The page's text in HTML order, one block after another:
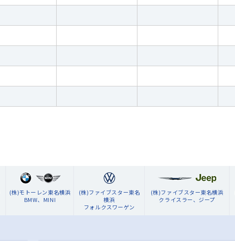
(株)モトーレン東名横浜
BMW、MINI
(株)ファイブスター東名
横浜
フォルクスワーゲン
(株)ファイブスター東名横浜
クライスラー、ジープ